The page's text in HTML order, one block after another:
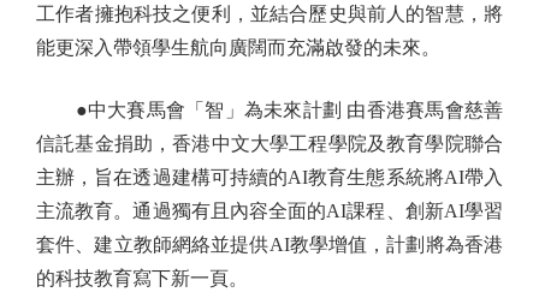
工作者擁抱科技之便利，並結合歷史與前人的智慧，將
能更深入帶領學生航向廣闊而充滿啟發的未來。
●中大賽馬會「智」為未來計劃 由香港賽馬會慈善
信託基金捐助，香港中文大學工程學院及教育學院聯合
主辦，旨在透過建構可持續的AI教育生態系統將AI帶入
主流教育。通過獨有且內容全面的AI課程、創新AI學習
套件、建立教師網絡並提供AI教學增值，計劃將為香港
的科技教育寫下新一頁。